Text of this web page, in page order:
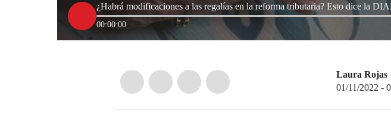
¿Habrá modificaciones a las regalías en la reforma tributaria? Esto dice la
00:00:00
Laura Rojas
01/11/2022 -